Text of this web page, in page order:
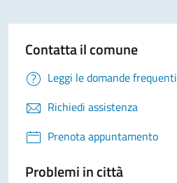
Contatta il comune
Leggi le domande frequenti
Richiedi assistenza
Prenota appuntamento
Problemi in città